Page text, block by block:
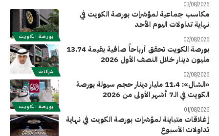
03/08/2026
بورصة الكويت
مكاسب جماعية لمؤشرات بورصة الكويت في
نهاية تداولات اليوم الأحد
02/08/2026
شركات
بورصة الكويت تحقق أرباحاً صافية بقيمة 13.74
مليون دينار خلال النصف الأول 2026
02/08/2026
بورصة الكويت
«الشال»: 11.4 مليار دينار حجم سيولة بورصة
الكويت في الـ7 أشهر الأولى من 2026
01/08/2026
إغلاقات متباينة لمؤشرات بورصة الكويت في نهاية
تداولات الأسبوع